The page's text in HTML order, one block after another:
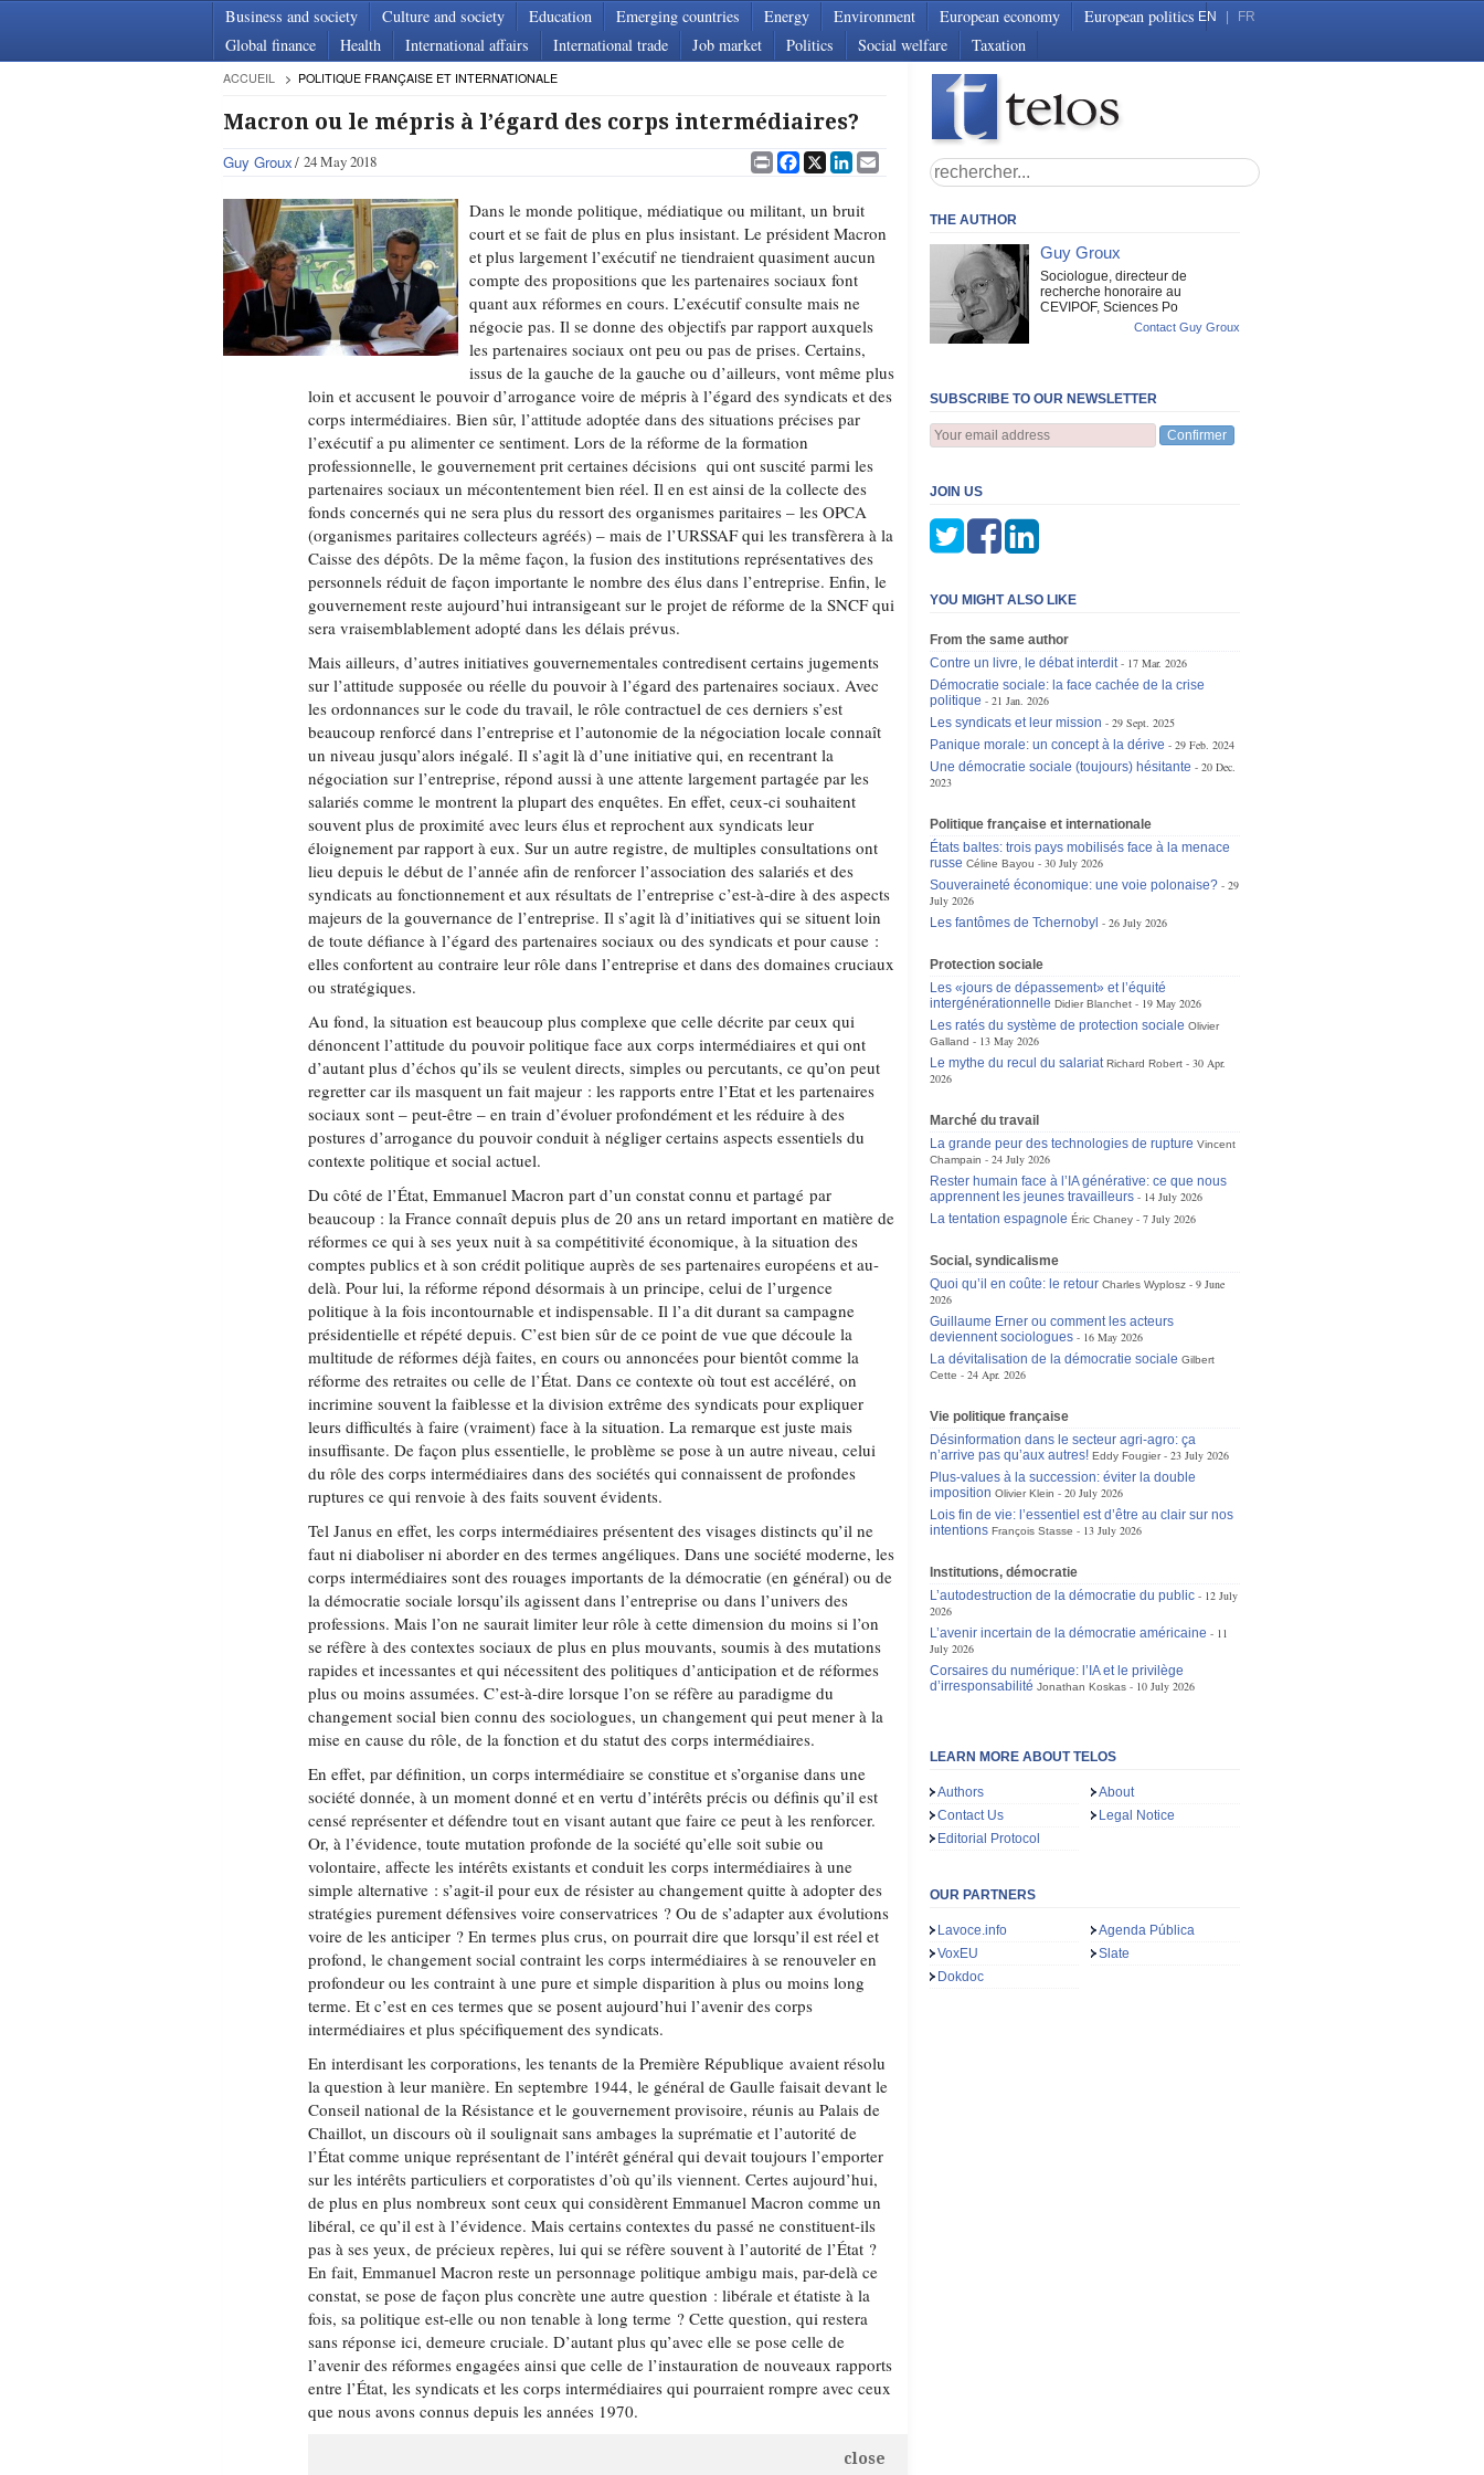
Business and society Culture and society Education Emerging countries Energy Environment European economy
European politics
Global finance
Health International affairs International trade Job market Politics Social welfare Taxation
EN FR
ACCUEIL POLITIQUE FRANÇAISE ET INTERNATIONALE
Macron ou le mépris à l’égard des corps intermédiaires?
Guy Groux 24 May 2018 PrintFacebook
X LinkedIn
Email
Dans le monde politique, médiatique ou militant, un bruit
court et se fait de plus en plus insistant. Le président Macron
et plus largement l’exécutif ne tiendraient quasiment aucun
compte des propositions que les partenaires sociaux font
quant aux réformes en cours. L’exécutif consulte mais ne
négocie pas. Il se donne des objectifs par rapport auxquels
les partenaires sociaux ont peu ou pas de prises. Certains,
issus de la gauche de la gauche ou d’ailleurs, vont même plus
loin et accusent le pouvoir d’arrogance voire de mépris à l’égard des syndicats et des
corps intermédiaires. Bien sûr, l’attitude adoptée dans des situations précises par
l’exécutif a pu alimenter ce sentiment. Lors de la réforme de la formation
professionnelle, le gouvernement prit certaines décisions qui ont suscité parmi les
partenaires sociaux un mécontentement bien réel. Il en est ainsi de la collecte des
fonds concernés qui ne sera plus du ressort des organismes paritaires – les OPCA
(organismes paritaires collecteurs agréés) – mais de l’URSSAF qui les transfèrera à la
Caisse des dépôts. De la même façon, la fusion des institutions représentatives des
personnels réduit de façon importante le nombre des élus dans l’entreprise. Enfin, le
gouvernement reste aujourd’hui intransigeant sur le projet de réforme de la SNCF qui
sera vraisemblablement adopté dans les délais prévus.
Mais ailleurs, d’autres initiatives gouvernementales contredisent certains jugements
sur l’attitude supposée ou réelle du pouvoir à l’égard des partenaires sociaux. Avec
les ordonnances sur le code du travail, le rôle contractuel de ces derniers s’est
beaucoup renforcé dans l’entreprise et l’autonomie de la négociation locale connaît
un niveau jusqu’alors inégalé. Il s’agit là d’une initiative qui, en recentrant la
négociation sur l’entreprise, répond aussi à une attente largement partagée par les
salariés comme le montrent la plupart des enquêtes. En effet, ceux-ci souhaitent
souvent plus de proximité avec leurs élus et reprochent aux syndicats leur
éloignement par rapport à eux. Sur un autre registre, de multiples consultations ont
lieu depuis le début de l’année afin de renforcer l’association des salariés et des
syndicats au fonctionnement et aux résultats de l’entreprise c’est-à-dire à des aspects
majeurs de la gouvernance de l’entreprise. Il s’agit là d’initiatives qui se situent loin
de toute défiance à l’égard des partenaires sociaux ou des syndicats et pour cause :
elles confortent au contraire leur rôle dans l’entreprise et dans des domaines cruciaux
ou stratégiques.
Au fond, la situation est beaucoup plus complexe que celle décrite par ceux qui
dénoncent l’attitude du pouvoir politique face aux corps intermédiaires et qui ont
d’autant plus d’échos qu’ils se veulent directs, simples ou percutants, ce qu’on peut
regretter car ils masquent un fait majeur : les rapports entre l’Etat et les partenaires
sociaux sont – peut-être – en train d’évoluer profondément et les réduire à des
postures d’arrogance du pouvoir conduit à négliger certains aspects essentiels du
contexte politique et social actuel.
Du côté de l’État, Emmanuel Macron part d’un constat connu et partagé par
beaucoup : la France connaît depuis plus de 20 ans un retard important en matière de
réformes ce qui à ses yeux nuit à sa compétitivité économique, à la situation des
comptes publics et à son crédit politique auprès de ses partenaires européens et au-
delà. Pour lui, la réforme répond désormais à un principe, celui de l’urgence
politique à la fois incontournable et indispensable. Il l’a dit durant sa campagne
présidentielle et répété depuis. C’est bien sûr de ce point de vue que découle la
multitude de réformes déjà faites, en cours ou annoncées pour bientôt comme la
réforme des retraites ou celle de l’État. Dans ce contexte où tout est accéléré, on
incrimine souvent la faiblesse et la division extrême des syndicats pour expliquer
leurs difficultés à faire (vraiment) face à la situation. La remarque est juste mais
insuffisante. De façon plus essentielle, le problème se pose à un autre niveau, celui
du rôle des corps intermédiaires dans des sociétés qui connaissent de profondes
ruptures ce qui renvoie à des faits souvent évidents.
Tel Janus en effet, les corps intermédiaires présentent des visages distincts qu’il ne
faut ni diaboliser ni aborder en des termes angéliques. Dans une société moderne, les
corps intermédiaires sont des rouages importants de la démocratie (en général) ou de
la démocratie sociale lorsqu’ils agissent dans l’entreprise ou dans l’univers des
professions. Mais l’on ne saurait limiter leur rôle à cette dimension du moins si l’on
se réfère à des contextes sociaux de plus en plus mouvants, soumis à des mutations
rapides et incessantes et qui nécessitent des politiques d’anticipation et de réformes
plus ou moins assumées. C’est-à-dire lorsque l’on se réfère au paradigme du
changement social bien connu des sociologues, un changement qui peut mener à la
mise en cause du rôle, de la fonction et du statut des corps intermédiaires.
En effet, par définition, un corps intermédiaire se constitue et s’organise dans une
société donnée, à un moment donné et en vertu d’intérêts précis ou définis qu’il est
censé représenter et défendre tout en visant autant que faire ce peut à les renforcer.
Or, à l’évidence, toute mutation profonde de la société qu’elle soit subie ou
volontaire, affecte les intérêts existants et conduit les corps intermédiaires à une
simple alternative : s’agit-il pour eux de résister au changement quitte à adopter des
stratégies purement défensives voire conservatrices ? Ou de s’adapter aux évolutions
voire de les anticiper ? En termes plus crus, on pourrait dire que lorsqu’il est réel et
profond, le changement social contraint les corps intermédiaires à se renouveler en
profondeur ou les contraint à une pure et simple disparition à plus ou moins long
terme. Et c’est en ces termes que se posent aujourd’hui l’avenir des corps
intermédiaires et plus spécifiquement des syndicats.
En interdisant les corporations, les tenants de la Première République avaient résolu
la question à leur manière. En septembre 1944, le général de Gaulle faisait devant le
Conseil national de la Résistance et le gouvernement provisoire, réunis au Palais de
Chaillot, un discours où il soulignait sans ambages la suprématie et l’autorité de
l’État comme unique représentant de l’intérêt général qui devait toujours l’emporter
sur les intérêts particuliers et corporatistes d’où qu’ils viennent. Certes aujourd’hui,
de plus en plus nombreux sont ceux qui considèrent Emmanuel Macron comme un
libéral, ce qu’il est à l’évidence. Mais certains contextes du passé ne constituent-ils
pas à ses yeux, de précieux repères, lui qui se réfère souvent à l’autorité de l’État ?
En fait, Emmanuel Macron reste un personnage politique ambigu mais, par-delà ce
constat, se pose de façon plus concrète une autre question : libérale et étatiste à la
fois, sa politique est-elle ou non tenable à long terme ? Cette question, qui restera
sans réponse ici, demeure cruciale. D’autant plus qu’avec elle se pose celle de
l’avenir des réformes engagées ainsi que celle de l’instauration de nouveaux rapports
entre l’État, les syndicats et les corps intermédiaires qui pourraient rompre avec ceux
que nous avons connus depuis les années 1970.
close
THE AUTHOR
Guy Groux
Sociologue, directeur de
recherche honoraire au
CEVIPOF, Sciences Po
Contact Guy Groux
SUBSCRIBE TO OUR NEWSLETTER
Confirmer
JOIN US
YOU MIGHT ALSO LIKE
From the same author
Contre un livre, le débat interdit
17 Mar. 2026
Démocratie sociale: la face cachée de la crise
politique
21 Jan. 2026
Les syndicats et leur mission
29 Sept. 2025
Panique morale: un concept à la dérive
29 Feb. 2024
Une démocratie sociale (toujours) hésitante
20 Dec.
2023
Politique française et internationale
États baltes: trois pays mobilisés face à la menace
russe Céline Bayou
30 July 2026
Souveraineté économique: une voie polonaise?
29
July 2026
Les fantômes de Tchernobyl
26 July 2026
Protection sociale
Les «jours de dépassement» et l’équité
intergénérationnelle Didier Blanchet
19 May 2026
Les ratés du système de protection sociale Olivier
Galland
13 May 2026
Le mythe du recul du salariat Richard Robert
30 Apr.
2026
Marché du travail
La grande peur des technologies de rupture Vincent
Champain
24 July 2026
Rester humain face à l’IA générative: ce que nous
apprennent les jeunes travailleurs
14 July 2026
La tentation espagnole Éric Chaney 7 July 2026
Social, syndicalisme
Quoi qu’il en coûte: le retour Charles Wyplosz
9 June
2026
Guillaume Erner ou comment les acteurs
deviennent sociologues
16 May 2026
La dévitalisation de la démocratie sociale Gilbert
Cette
24 Apr. 2026
Vie politique française
Désinformation dans le secteur agri-agro: ça
n’arrive pas qu’aux autres! Eddy Fougier
23 July 2026
Plus-values à la succession: éviter la double
imposition Olivier Klein
20 July 2026
Lois fin de vie: l’essentiel est d’être au clair sur nos
intentions François Stasse 13 July 2026
Institutions, démocratie
L’autodestruction de la démocratie du public
12 July
2026
L’avenir incertain de la démocratie américaine
11
July 2026
Corsaires du numérique: l’IA et le privilège
d’irresponsabilité Jonathan Koskas 10 July 2026
LEARN MORE ABOUT TELOS
Authors
About
Contact Us
Legal Notice
Editorial Protocol
OUR PARTNERS
Lavoce.info
Agenda Pública
VoxEU
Slate
Dokdoc